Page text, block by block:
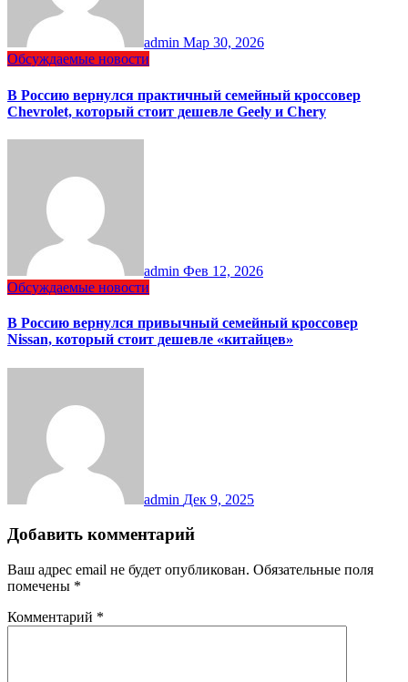
admin Мар 30, 2026
Обсуждаемые новости
В Россию вернулся практичный семейный кроссовер
Chevrolet, который стоит дешевле Geely и Chery
admin Фев 12, 2026
Обсуждаемые новости
В Россию вернулся привычный семейный кроссовер
Nissan, который стоит дешевле «китайцев»
admin Дек 9, 2025
Добавить комментарий
Ваш адрес email не будет опубликован. Обязательные поля
помечены *
Комментарий *